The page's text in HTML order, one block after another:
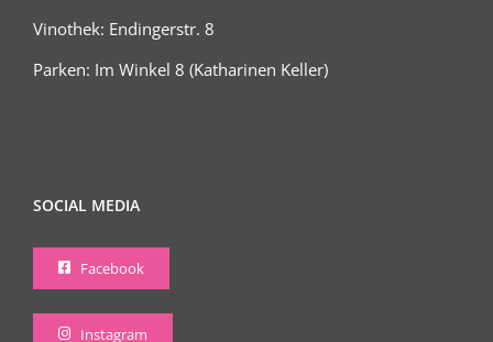
Vinothek: Endingerstr. 8
Parken: Im Winkel 8 (Katharinen Keller)
SOCIAL MEDIA
Facebook
Instagram